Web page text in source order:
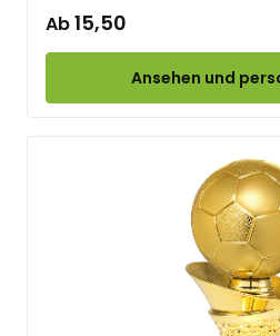
Ab15,50
Ansehen und